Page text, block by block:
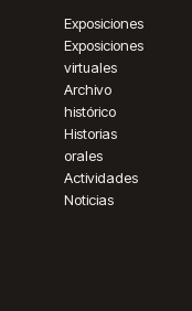
Exposiciones
Exposiciones
virtuales
Archivo
histórico
Historias
orales
Actividades
Noticias